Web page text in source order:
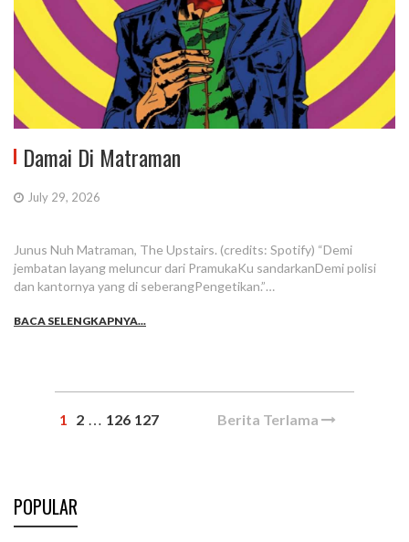
Damai Di Matraman
July 29, 2026
Junus Nuh Matraman, The Upstairs. (credits: Spotify) “Demi
jembatan layang meluncur dari PramukaKu sandarkanDemi polisi
dan kantornya yang di seberangPengetikan.”…
BACA SELENGKAPNYA...
1 2 … 126 127 Berita Terlama
POPULAR